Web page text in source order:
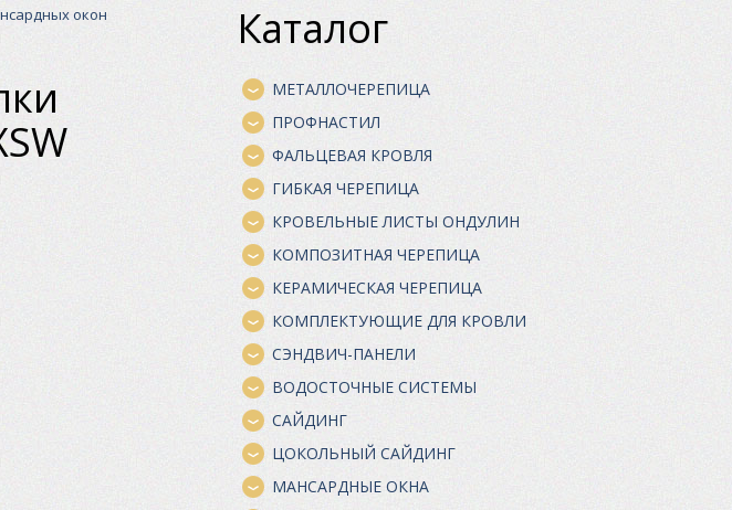
окон
Каталог
МЕТАЛЛОЧЕРЕПИЦА
ПРОФНАСТИЛ
ФАЛЬЦЕВАЯ КРОВЛЯ
ГИБКАЯ ЧЕРЕПИЦА
КРОВЕЛЬНЫЕ ЛИСТЫ ОНДУЛИН
КОМПОЗИТНАЯ ЧЕРЕПИЦА
КЕРАМИЧЕСКАЯ ЧЕРЕПИЦА
КОМПЛЕКТУЮЩИЕ ДЛЯ КРОВЛИ
СЭНДВИЧ-ПАНЕЛИ
ВОДОСТОЧНЫЕ СИСТЕМЫ
САЙДИНГ
ЦОКОЛЬНЫЙ САЙДИНГ
МАНСАРДНЫЕ ОКНА